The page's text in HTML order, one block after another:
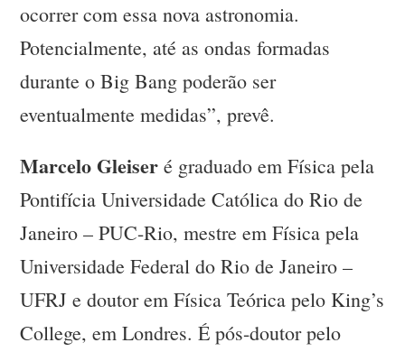
ocorrer com essa nova astronomia.
Potencialmente, até as ondas formadas
durante o Big Bang poderão ser
eventualmente medidas”, prevê.
Marcelo Gleiseré graduado em Física pela
Pontifícia Universidade Católica do Rio de
Janeiro – PUC-Rio, mestre em Física pela
Universidade Federal do Rio de Janeiro –
UFRJ e doutor em Física Teórica pelo King’s
College, em Londres. É pós-doutor pelo